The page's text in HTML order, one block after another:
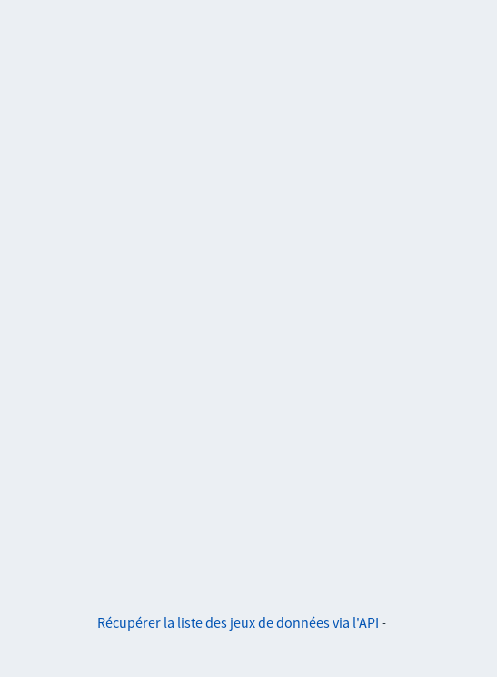
Récupérer la liste des jeux de données via l'API -